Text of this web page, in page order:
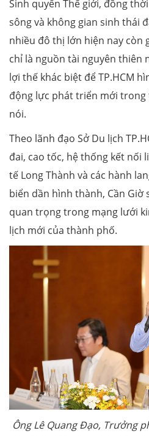
Sinh quyển Thế giới, đồng
sông và không gian sinh thái
nhiều đô thị lớn hiện nay còn
chỉ là nguồn tài nguyên thiên
lợi thế khác biệt để TP.HCM
động lực phát triển mới trong
nói.
Theo lãnh đạo Sở Du lịch
đai, cao tốc, hệ thống kết nối
tế Long Thành và các hành
biển dần hình thành, Cần
quan trọng trong mạng lưới
lịch mới của thành phố.
Ông Lê Quang Đạo, Trưởng